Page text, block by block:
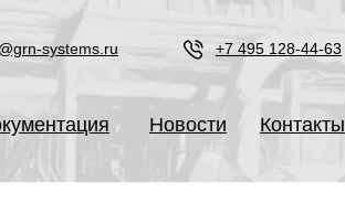
systems.ru +7 495 128-44-63
Контакты
Новости